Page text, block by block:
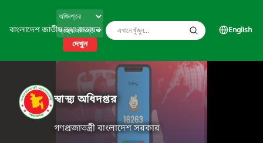
বাংলাদেশ জাতীয় তথ্য বাতায়ন
দেখুন
English
স্বাস্থ্য অধিদপ্তর
গণপ্রজাতন্ত্রী বাংলাদেশ সরকার